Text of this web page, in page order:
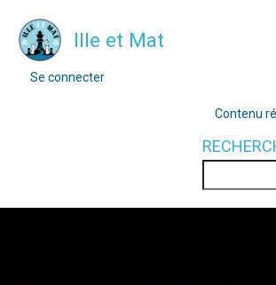
contenu
Ille et Mat
MENU
Se connecter
OUTILS
Contenu